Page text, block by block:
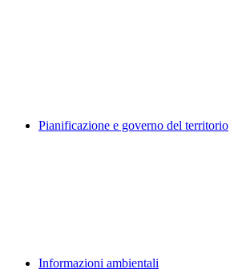
Pianificazione e governo del territorio
Informazioni ambientali